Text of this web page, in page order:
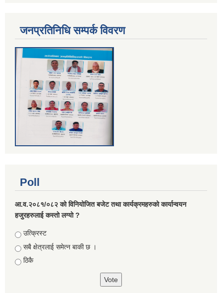
जनप्रतिनिधि सम्पर्क विवरण
Poll
आ.व.२०८१/०८२ को विनियोजित बजेट तथा कार्यक्रमहरुको कार्यान्वयन
हजुरहरुलाई कस्तो लग्यो ?
Choices
उत्क्रिस्ट
सबै क्षेत्रलाई समेत्न बाकी छ ।
ठिकै